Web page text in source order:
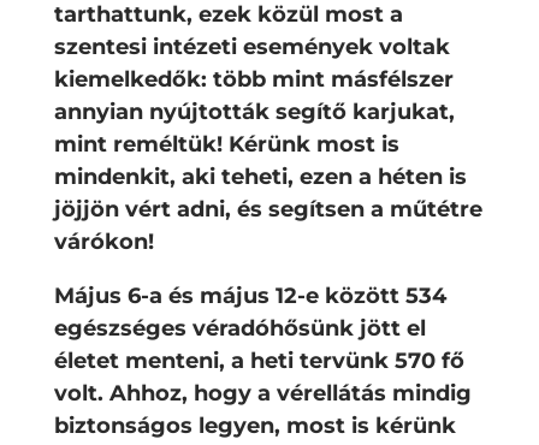
tarthattunk, ezek közül most a
szentesi intézeti események voltak
kiemelkedők: több mint másfélszer
annyian nyújtották segítő karjukat,
mint reméltük! Kérünk most is
mindenkit, aki teheti, ezen a héten is
jöjjön vért adni, és segítsen a műtétre
várókon!
Május 6-a és május 12-e között 534
egészséges véradóhősünk jött el
életet menteni, a heti tervünk 570fő
volt. Ahhoz, hogy a vérellátás mindig
biztonságos legyen, most is kérünk